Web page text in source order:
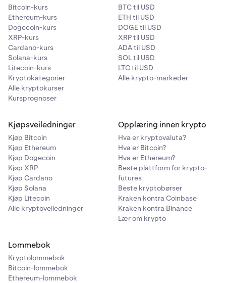
Bitcoin-kurs
Ethereum-kurs
Dogecoin-kurs
XRP-kurs
Cardano-kurs
Solana-kurs
Litecoin-kurs
Kryptokategorier
Alle kryptokurser
Kursprognoser
BTC til USD
ETH til USD
DOGE til USD
XRP til USD
ADA til USD
SOL til USD
LTC til USD
Alle krypto-markeder
Kjøpsveiledninger
Kjøp Bitcoin
Kjøp Ethereum
Kjøp Dogecoin
Kjøp XRP
Kjøp Cardano
Kjøp Solana
Kjøp Litecoin
Alle kryptoveiledninger
Opplæring innen krypto
Hva er kryptovaluta?
Hva er Bitcoin?
Hva er Ethereum?
Beste plattform for krypto-
futures
Beste kryptobørser
Kraken kontra Coinbase
Kraken kontra Binance
Lær om krypto
Lommebok
Kryptolommebok
Bitcoin-lommebok
Ethereum-lommebok